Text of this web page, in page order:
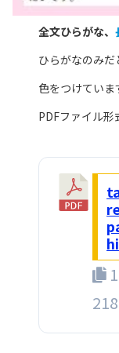
全文ひらがな、
ひらがなのみ
色をつけていま
PDFファイル形